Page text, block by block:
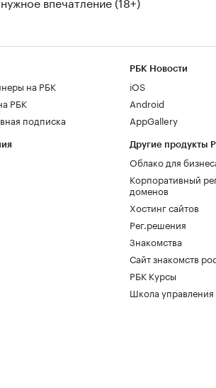
на РБК
РБК
подписка
РБК Новости
iOS
Android
AppGallery
Другие продукты
Облако для
Корпоративный
доменов
Хостинг сайтов
Рег.решения
Знакомства
Сайт знакомств
РБК Курсы
Школа